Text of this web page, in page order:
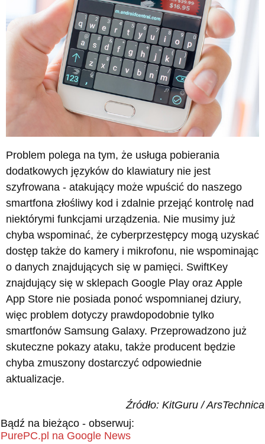
Problem polega na tym, że usługa pobierania
dodatkowych języków do klawiatury nie jest
szyfrowana - atakujący może wpuścić do naszego
smartfona złośliwy kod i zdalnie przejąć kontrolę nad
niektórymi funkcjami urządzenia. Nie musimy już
chyba wspominać, że cyberprzestępcy mogą uzyskać
dostęp także do kamery i mikrofonu, nie wspominając
o danych znajdujących się w pamięci. SwiftKey
znajdujący się w sklepach Google Play oraz Apple
App Store nie posiada ponoć wspomnianej dziury,
więc problem dotyczy prawdopodobnie tylko
smartfonów Samsung Galaxy. Przeprowadzono już
skuteczne pokazy ataku, także producent będzie
chyba zmuszony dostarczyć odpowiednie
aktualizacje.
Źródło: KitGuru / ArsTechnica
Bądź na bieżąco - obserwuj:
PurePC.pl na Google News